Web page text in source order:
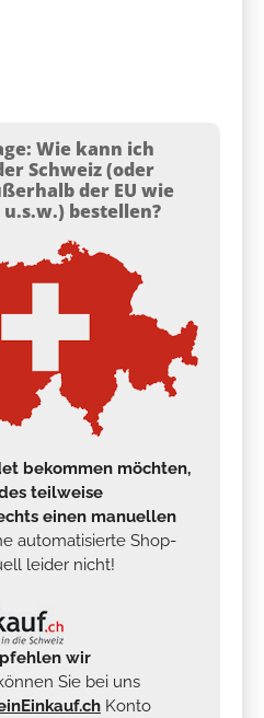
Wie kann ich
Schweiz (oder
der EU wie
bestellen?
bekommen möchten,
teilweise
einen manuellen
automatisierte Shop-
leider nicht!
wir
Sie bei uns
Konto